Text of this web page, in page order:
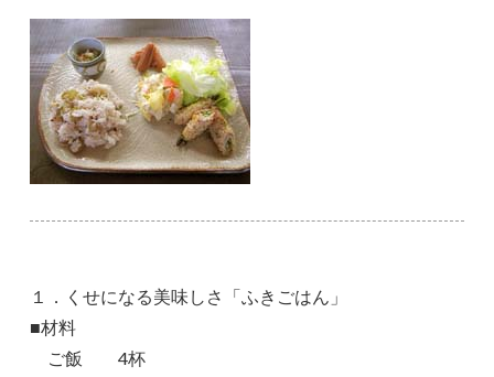
１．くせになる美味しさ「ふきごはん」
■材料
ご飯 4杯